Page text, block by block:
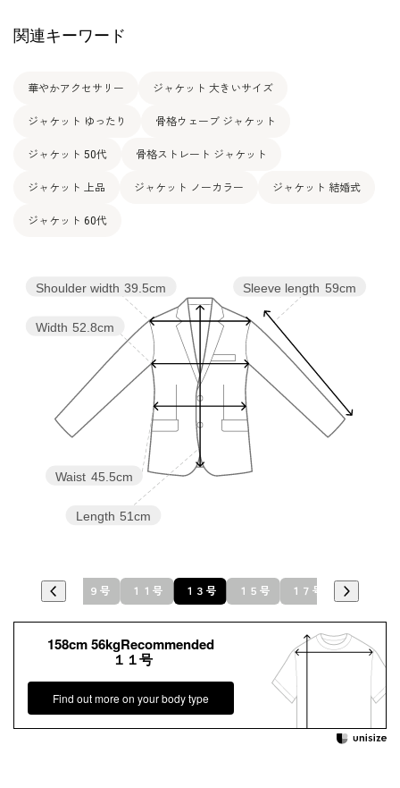
関連キーワード
華やかアクセサリー ジャケット 大きいサイズ
ジャケット ゆったり 骨格ウェーブ ジャケット
ジャケット 50代 骨格ストレート ジャケット
ジャケット 上品 ジャケット ノーカラー ジャケット 結婚式
ジャケット 60代
Sleeve length 59cm
Length 51cm
Waist 45.5cm
Width 52.8cm
Shoulder width 39.5cm
７号 ９号 １１号 １３号 １５号 １７号 １９号
158cm 56kgRecommended
１１号
Find out more on your body type